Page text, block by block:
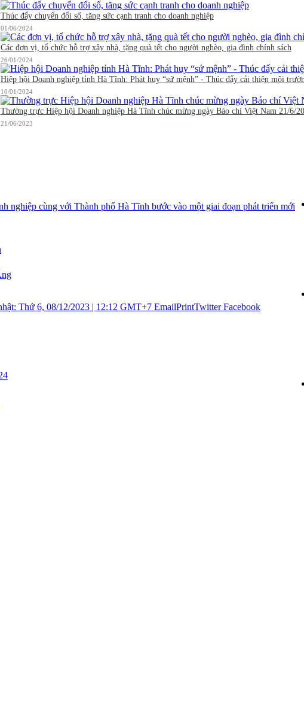
Thúc đẩy chuyển đổi số, tăng sức cạnh tranh cho doanh nghiệp
01/06/2024
Các đơn vị, tổ chức hỗ trợ xây nhà, tặng quà tết cho người nghèo, gia đình chính sách
26/01/2024
Hiệp hội Doanh nghiệp tỉnh Hà Tĩnh: Phát huy “sứ mệnh” - Thúc đẩy cải thiện môi
10/01/2024
Thường trực Hiệp hội Doanh nghiệp Hà Tĩnh chúc mừng ngày Báo chí Việt Nam 21/6/
21/06/2023